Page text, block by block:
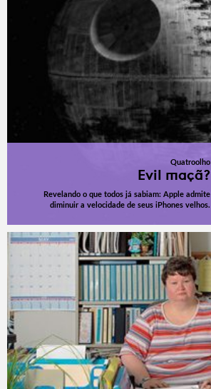
Quatroolho
Evil maçã?
Revelando o que todos já sabiam: Apple admite
diminuir a velocidade de seus iPhones velhos.